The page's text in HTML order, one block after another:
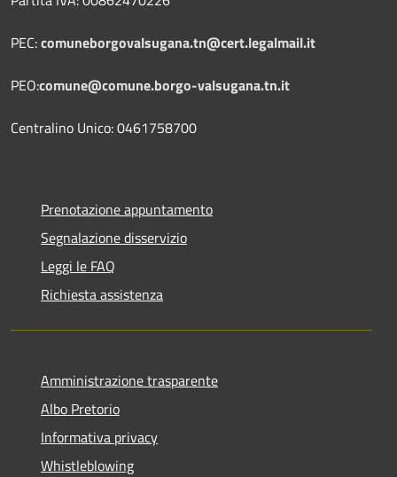
PEC:comuneborgovalsugana.tn@cert.legalmail.it
PEO:comune@comune.borgo-valsugana.tn.it
Centralino Unico: 0461758700
Prenotazione appuntamento
Segnalazione disservizio
Leggi le FAQ
Richiesta assistenza
Amministrazione trasparente
Albo Pretorio
Informativa privacy
Whistleblowing